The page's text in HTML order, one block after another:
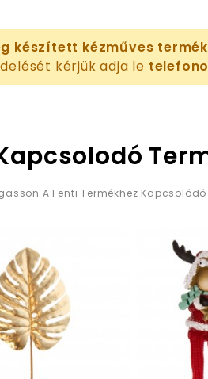
készített kézműves termék
kérjük adja le
A Fenti Termékhez Kapcsolódó